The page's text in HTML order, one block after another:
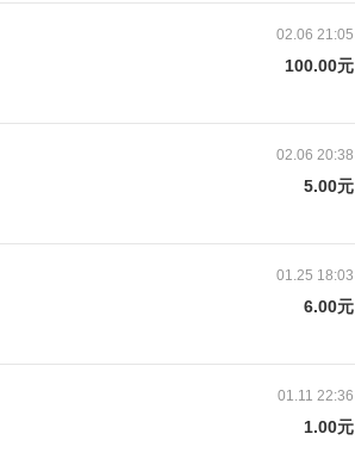
02.06 21:05
100.00元
02.06 20:38
5.00元
01.25 18:03
6.00元
01.11 22:36
1.00元